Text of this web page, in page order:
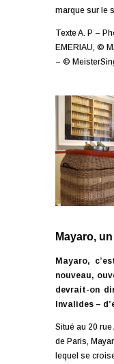
marque sur le
Texte A. P –
EMERIAU, ©
– ©
Mayaro,
Mayaro,
nouveau,
devrait-on
Invalides –
Situé au 20
de Paris,
lequel se